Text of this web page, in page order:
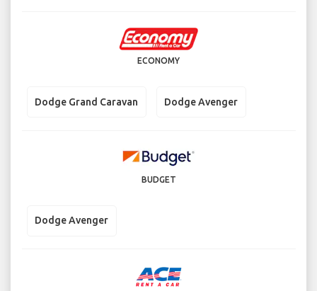
ECONOMY
Dodge Grand Caravan Dodge Avenger
BUDGET
Dodge Avenger